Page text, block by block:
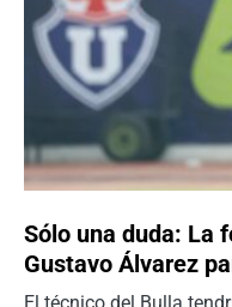
Sólo una duda: La
Gustavo Álvarez